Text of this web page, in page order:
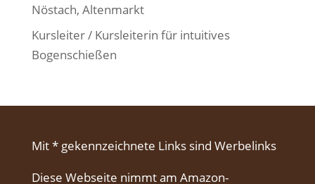
Nöstach, Altenmarkt
Kursleiter / Kursleiterin für intuitives
Bogenschießen
Mit * gekennzeichnete Links sind Werbelinks
Diese Webseite nimmt am Amazon-